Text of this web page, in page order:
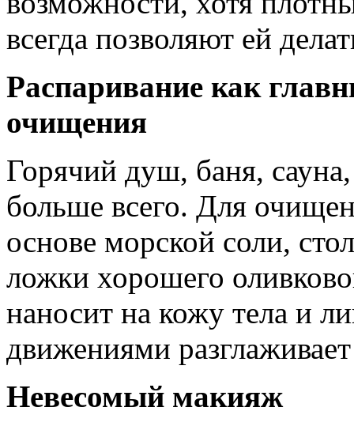
всегда позволяют ей
Распаривание как
очищения
Горячий душ, баня,
больше всего. Для
основе морской соли,
ложки хорошего
наносит на кожу тела и
движениями
Невесомый макияж